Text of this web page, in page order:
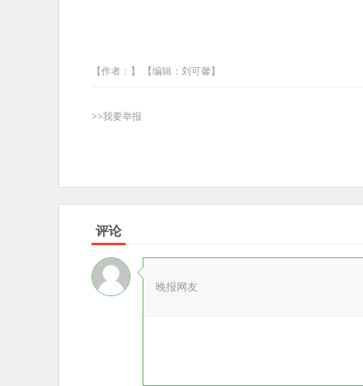
【作者：】 【编辑：刘可馨】
>>我要举报
评论
晚报网友